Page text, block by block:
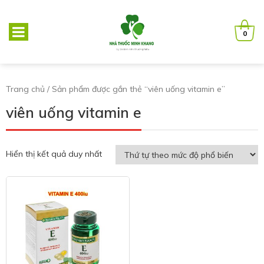
0
Trang chủ / Sản phẩm được gắn thẻ “viên uống vitamin e”
viên uống vitamin e
Hiển thị kết quả duy nhất